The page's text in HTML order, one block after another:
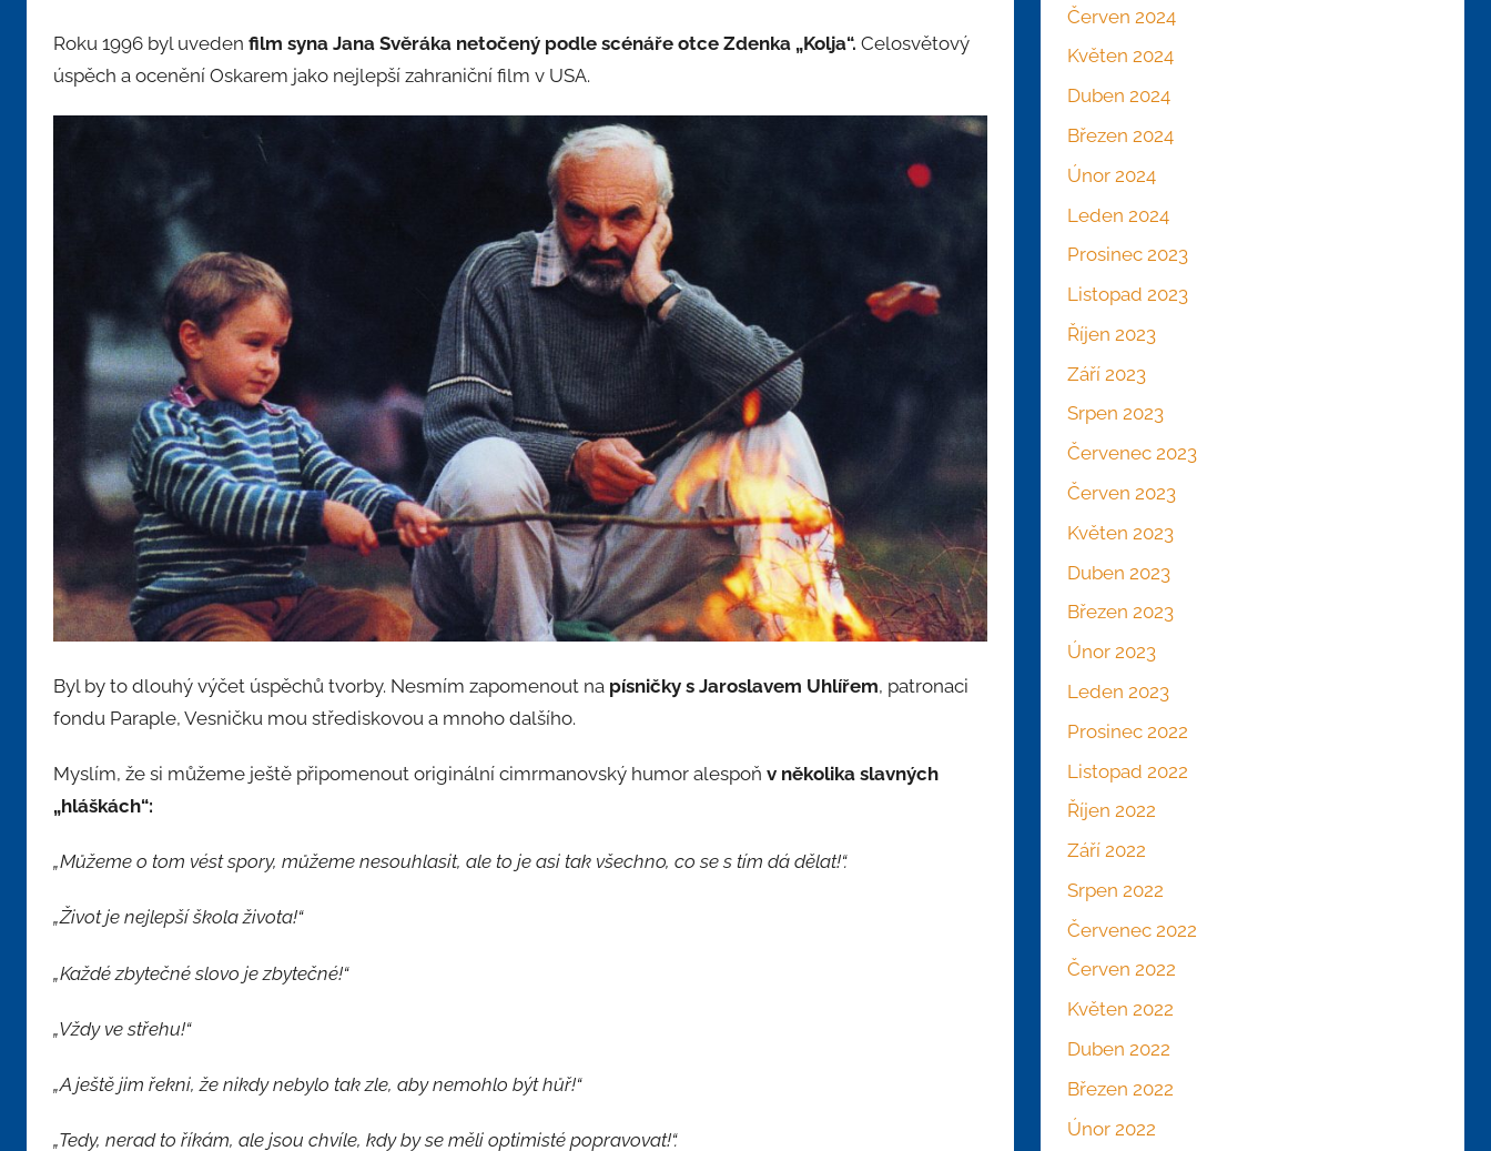
Roku 1996 byl uveden film syna Jana Svěráka netočený podle scénáře otce Zdenka „Kolja“. Celosvětový
úspěch a ocenění Oskarem jako nejlepší zahraniční film v USA.
Byl by to dlouhý výčet úspěchů tvorby. Nesmím zapomenout na písničky s Jaroslavem Uhlířem, patronaci
fondu Paraple, Vesničku mou střediskovou a mnoho dalšího.
Myslím, že si můžeme ještě připomenout originální cimrmanovský humor alespoň v několika slavných
„hláškách“:
„Můžeme o tom vést spory, můžeme nesouhlasit, ale to je asi tak všechno, co se s tím dá dělat!“.
„Život je nejlepší škola života!“
„Každé zbytečné slovo je zbytečné!“
„Vždy ve střehu!“
„A ještě jim řekni, že nikdy nebylo tak zle, aby nemohlo být hůř!“
„Tedy, nerad to říkám, ale jsou chvíle, kdy by se měli optimisté popravovat!“.
Červen 2024
Květen 2024
Duben 2024
Březen 2024
Únor 2024
Leden 2024
Prosinec 2023
Listopad 2023
Říjen 2023
Září 2023
Srpen 2023
Červenec 2023
Červen 2023
Květen 2023
Duben 2023
Březen 2023
Únor 2023
Leden 2023
Prosinec 2022
Listopad 2022
Říjen 2022
Září 2022
Srpen 2022
Červenec 2022
Červen 2022
Květen 2022
Duben 2022
Březen 2022
Únor 2022